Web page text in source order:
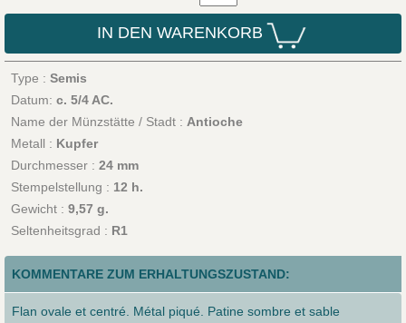
IN DEN WARENKORB
Type : Semis
Datum: c. 5/4 AC.
Name der Münzstätte / Stadt : Antioche
Metall : Kupfer
Durchmesser : 24 mm
Stempelstellung : 12 h.
Gewicht : 9,57 g.
Seltenheitsgrad : R1
KOMMENTARE ZUM ERHALTUNGSZUSTAND:
Flan ovale et centré. Métal piqué. Patine sombre et sable